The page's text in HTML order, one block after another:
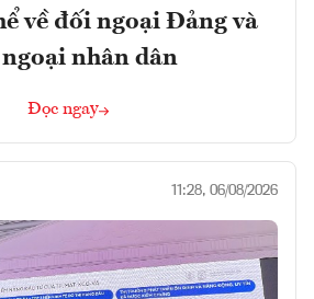
về đối ngoại Đảng và
nhân dân
Đọc ngay
11:28, 06/08/2026